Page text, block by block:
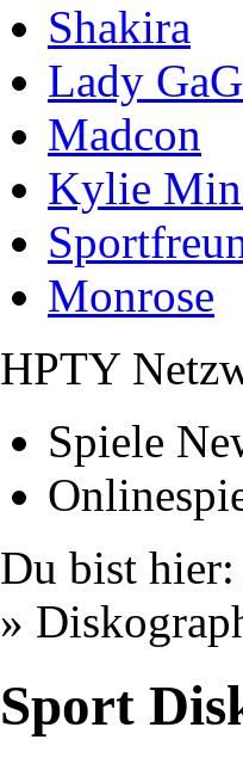
Shakira
Lady
Madcon
Kylie
Monrose
HPTY
Spiele
Du bist hier:
»
Sport